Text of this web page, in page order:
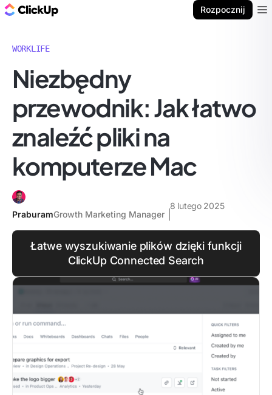
Rozpocznij
WORKLIFE
Niezbędny
przewodnik: Jak łatwo
znaleźć pliki na
komputerze Mac
PraburamGrowth Marketing Manager
8 lutego 2025
Łatwe wyszukiwanie plików dzięki funkcji
ClickUp Connected Search